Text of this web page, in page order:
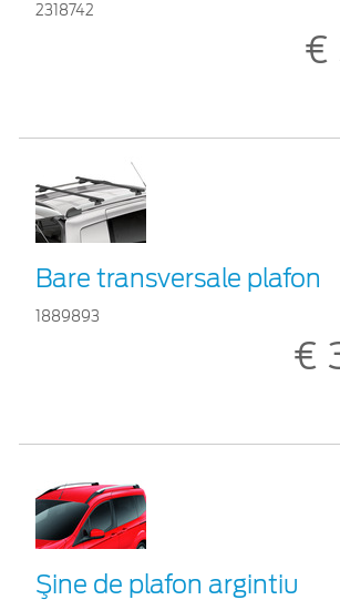
2318742
€
Bare transversale plafon
1889893
€
Şine de plafon argintiu